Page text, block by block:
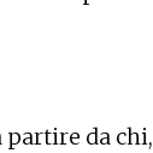
da chi,